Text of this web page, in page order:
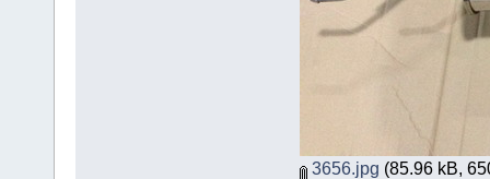
3656.jpg (85.96 kB,